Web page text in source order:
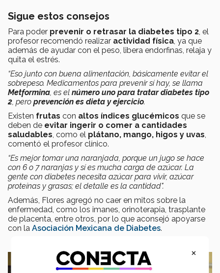
Sigue estos consejos
Para poder prevenir o retrasar la diabetes tipo 2, el
profesor recomendó realizar actividad física, ya que
además de ayudar con el peso, libera endorfinas, relaja y
quita el estrés.
“Eso junto con buena alimentación, básicamente evitar el
sobrepeso. Medicamentos para prevenir sí hay, se llama
Metformina, es el número uno para tratar diabetes tipo
2, pero prevención es dieta y ejercicio.
Existen frutas con altos índices glucémicos que se
deben de evitar ingerir o comer a cantidades
saludables, como el plátano, mango, higos y uvas,
comentó el profesor clínico.
“Es mejor tomar una naranjada, porque un jugo se hace
con 6 o 7 naranjas y sí es mucha carga de azúcar. La
gente con diabetes necesita azúcar para vivir, azúcar
proteínas y grasas; el detalle es la cantidad".
Además, Flores agregó no caer en mitos sobre la
enfermedad, como los imanes, orinoterapia, trasplante
de placenta, entre otros, por lo que aconsejó apoyarse
con la Asociación Mexicana de Diabetes.
×